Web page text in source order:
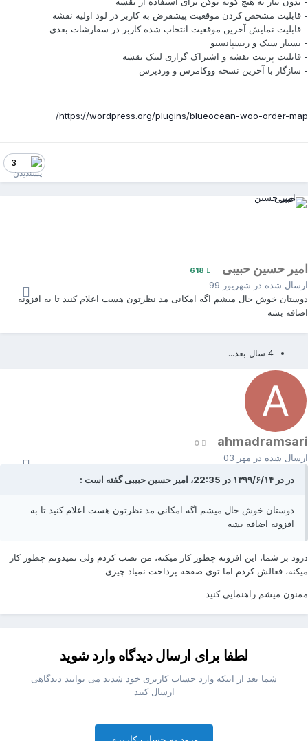
قابلیت مشخص کردن موقعیت پیشفرض به کاربر در لود اولیه نقشه
قابلیت نمایش آخرین موقعیت انتخاب شده کاربر در سفارشات بعدی
بسیار سبک و ریسپانسیو
قابلیت پرینت نقشه و اشتراک گزاری لینک نقشه
سازگار با آخرین نسخه ووکامرس و وردپرس
https://wordpress.org/plugins/blueocean-woo-order-
3
حسین حبیبی 618
شده در شهریور 99
خوش حال میشم اگه امکانی مد نظرتون هست اعلام کنید تا به افزونه
بشه
4 سال بعد...
0
شده در مهر 03
در در ۱۳۹۹/۶/۱۴ در 22:35، امیر حسین حبیبی گفته است :
دوستان خوش حال میشم اگه امکانی مد نظرتون هست اعلام کنید تا به
افزونه اضافه بشه
بر شما، این افزونه چطور کار میکنه، من نصب کردم ولی نمیدونم چطور کار
فعالش کردم اما توی صفحه پرداخت نمیاد چیزی
میشم راهنمایی کنید
لطفا برای ارسال دیدگاه وارد شوید
شما بعد از اینکه وارد حساب کاربری خود شدید می توانید دیدگاهی
ارسال کنید